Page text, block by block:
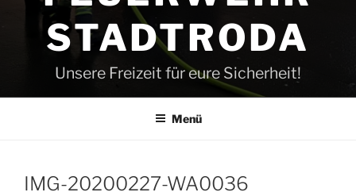
STADTRODA
Unsere Freizeit für eure Sicherheit!
Menü
IMG-20200227-WA0036